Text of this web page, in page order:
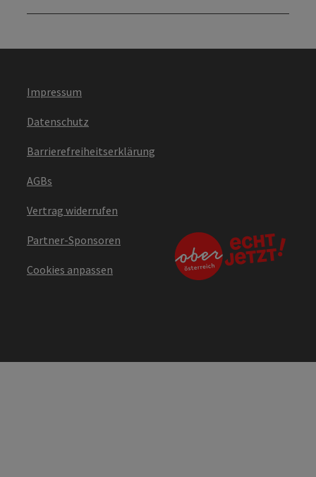
Impressum
Datenschutz
Barrierefreiheitserklärung
AGBs
Vertrag widerrufen
Partner-Sponsoren
Cookies anpassen